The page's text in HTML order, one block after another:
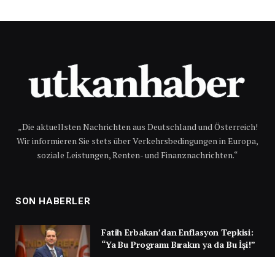
„Die aktuellsten Nachrichten aus Deutschland und Österreich!
Wir informieren Sie stets über Verkehrsbedingungen in Europa,
soziale Leistungen, Renten- und Finanznachrichten.“
SON HABERLER
Fatih Erbakan’dan Enflasyon Tepkisi:
“Ya Bu Programı Bırakın ya da Bu İşi!”